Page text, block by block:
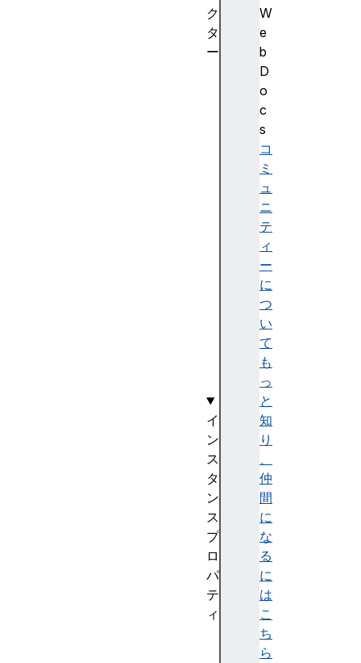
W
e
b
D
o
c
s
コ
ミ
ュ
ニ
テ
ィ
ー
に
つ
い
て
も
っ
と
知
り
、
仲
間
に
な
る
に
は
こ
ち
ら
ク
タ
ー
イ
ン
ス
タ
ン
ス
プ
ロ
パ
テ
ィ